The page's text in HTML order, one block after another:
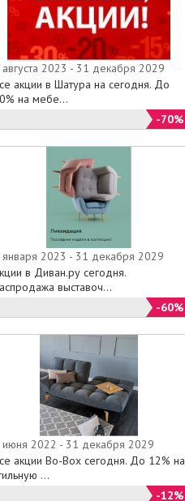
2023 - 31 декабря 2029
акции в Шатура на сегодня. До
на мебе...
-70%
2023 - 31 декабря 2029
в Диван.ру сегодня.
выставоч...
-60%
2022 - 31 декабря 2029
акции Bo-Box сегодня. До 12% на
...
-12%